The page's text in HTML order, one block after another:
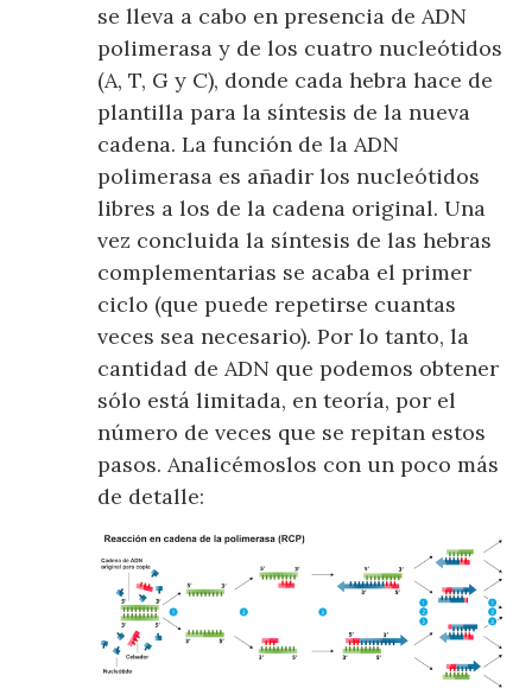
se lleva a cabo en presencia de ADN
polimerasa y de los cuatro nucleótidos
(A, T, G y C), donde cada hebra hace de
plantilla para la síntesis de la nueva
cadena. La función de la ADN
polimerasa es añadir los nucleótidos
libres a los de la cadena original. Una
vez concluida la síntesis de las hebras
complementarias se acaba el primer
ciclo (que puede repetirse cuantas
veces sea necesario). Por lo tanto, la
cantidad de ADN que podemos obtener
sólo está limitada, en teoría, por el
número de veces que se repitan estos
pasos. Analicémoslos con un poco más
de detalle: